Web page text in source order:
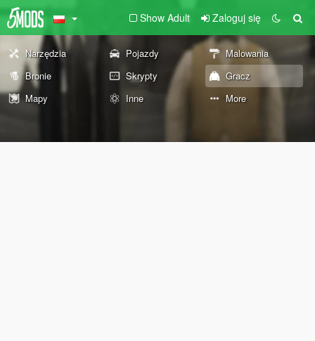
Show Adult Zaloguj się
Narzędzia Pojazdy
Malowania
Bronie
Skrypty
Gracz
Mapy
Inne More